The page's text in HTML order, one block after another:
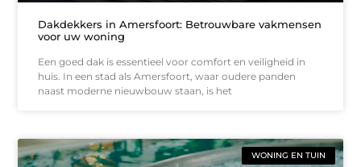
Dakdekkers in Amersfoort: Betrouwbare vakmensen
voor uw woning
Een goed dak is essentieel voor comfort en veiligheid in
huis. In een stad als Amersfoort, waar oudere panden
naast moderne nieuwbouw staan, is het
WONING EN TUIN